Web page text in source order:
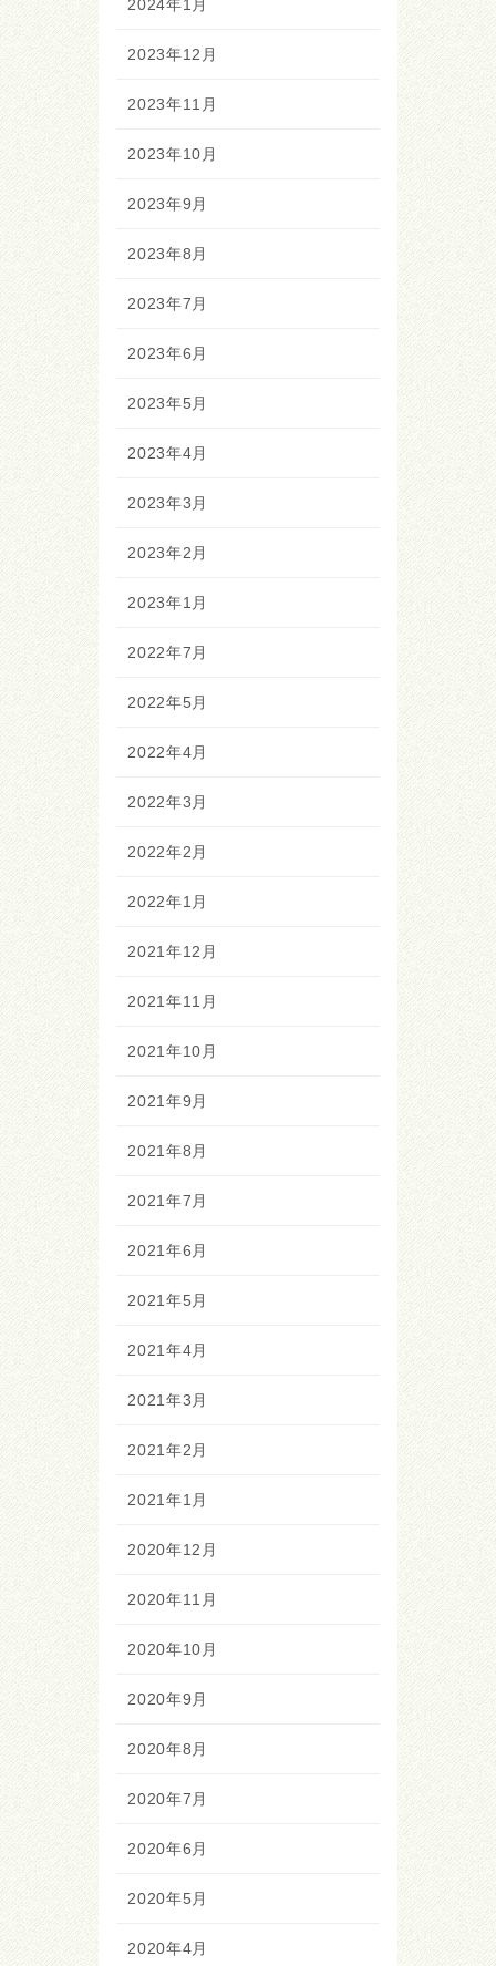
2024年1月
2023年12月
2023年11月
2023年10月
2023年9月
2023年8月
2023年7月
2023年6月
2023年5月
2023年4月
2023年3月
2023年2月
2023年1月
2022年7月
2022年5月
2022年4月
2022年3月
2022年2月
2022年1月
2021年12月
2021年11月
2021年10月
2021年9月
2021年8月
2021年7月
2021年6月
2021年5月
2021年4月
2021年3月
2021年2月
2021年1月
2020年12月
2020年11月
2020年10月
2020年9月
2020年8月
2020年7月
2020年6月
2020年5月
2020年4月